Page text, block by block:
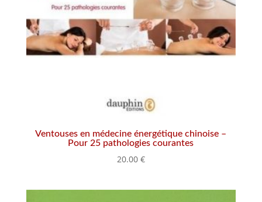
Ventouses en médecine énergétique chinoise –
Pour 25 pathologies courantes
20.00 €